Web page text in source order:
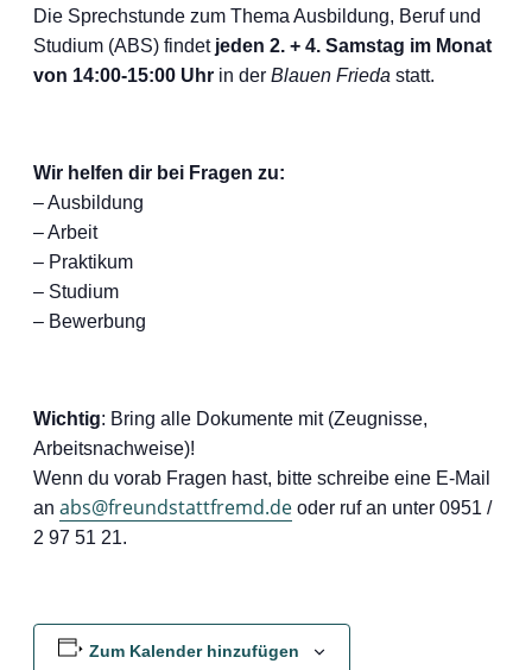
Die Sprechstunde zum Thema Ausbildung, Beruf und
Studium (ABS) findet jeden 2. + 4. Samstag im Monat
von 14:00-15:00 Uhr in der Blauen Frieda statt.
Wir helfen dir bei Fragen zu:
– Ausbildung
– Arbeit
– Praktikum
– Studium
– Bewerbung
Wichtig: Bring alle Dokumente mit (Zeugnisse,
Arbeitsnachweise)!
Wenn du vorab Fragen hast, bitte schreibe eine E-Mail
an abs@freundstattfremd.de oder ruf an unter 0951 /
2 97 51 21.
Zum Kalender hinzufügen